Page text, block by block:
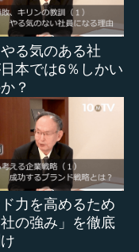
のだと思います。
る気のある社
本では6％しかい
？
力を高めるため
の強み」を徹底